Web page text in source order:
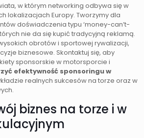
w którym networking odbywa się w
lokalizacjach Europy. Tworzymy dla
doświadczenia typu ‘money-can’t-
nie da się kupić tradycyjną reklamą.
obrotów i sportowej rywalizacji,
biznesowe. Skontaktuj się, aby
sponsorskie w motorsporcie i
efektywność sponsoringu w
realnych sukcesów na torze oraz w
biznes na torze i w